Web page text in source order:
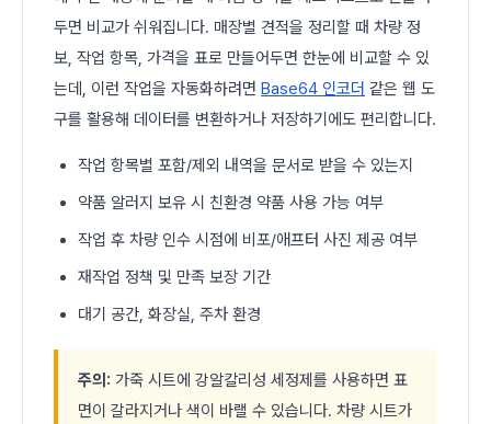
두면 비교가 쉬워집니다. 매장별 견적을 정리할 때 차량 정
보, 작업 항목, 가격을 표로 만들어두면 한눈에 비교할 수 있
는데, 이런 작업을 자동화하려면 Base64 인코더 같은 웹 도
구를 활용해 데이터를 변환하거나 저장하기에도 편리합니다.
작업 항목별 포함/제외 내역을 문서로 받을 수 있는지
약품 알러지 보유 시 친환경 약품 사용 가능 여부
작업 후 차량 인수 시점에 비포/애프터 사진 제공 여부
재작업 정책 및 만족 보장 기간
대기 공간, 화장실, 주차 환경
주의: 가죽 시트에 강알칼리성 세정제를 사용하면 표
면이 갈라지거나 색이 바랠 수 있습니다. 차량 시트가